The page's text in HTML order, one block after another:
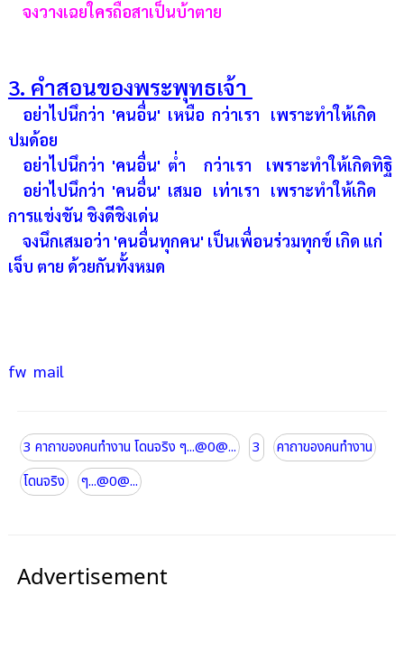
จงวางเฉยใครถือสาเป็นบ้าตาย
3. คำสอนของพระพุทธเจ้า
อย่าไปนึกว่า 'คนอื่น' เหนือ กว่าเรา เพราะทำให้เกิด
ปมด้อย
อย่าไปนึกว่า 'คนอื่น' ต่ำ กว่าเรา เพราะทำให้เกิดทิฐิ
อย่าไปนึกว่า 'คนอื่น' เสมอ เท่าเรา เพราะทำให้เกิด
การแข่งขัน ชิงดีชิงเด่น
จงนึกเสมอว่า 'คนอื่นทุกคน' เป็นเพื่อนร่วมทุกข์ เกิด แก่
เจ็บ ตาย ด้วยกันทั้งหมด
fw mail
3 คาถาของคนทำงาน โดนจริง ๆ...@0@... 3
คาถาของคนทำงาน
โดนจริง
ๆ...@0@...
Advertisement